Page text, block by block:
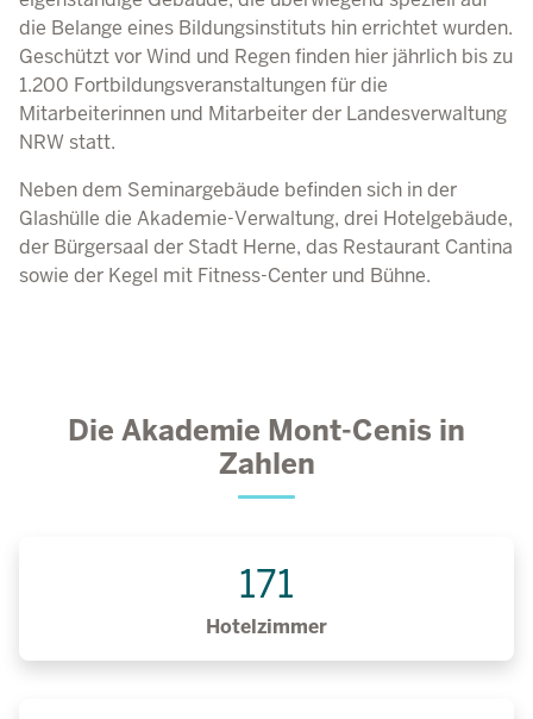
die Belange eines Bildungsinstituts hin errichtet wurden.
Geschützt vor Wind und Regen finden hier jährlich bis zu
1.200 Fortbildungsveranstaltungen für die
Mitarbeiterinnen und Mitarbeiter der Landesverwaltung
NRW statt.
Neben dem Seminargebäude befinden sich in der
Glashülle die Akademie-Verwaltung, drei Hotelgebäude,
der Bürgersaal der Stadt Herne, das Restaurant Cantina
sowie der Kegel mit Fitness-Center und Bühne.
Die Akademie Mont-Cenis in
Zahlen
171
Hotelzimmer